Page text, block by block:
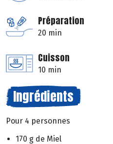
Préparation
20 min
Cuisson
10 min
Ingrédients
Pour 4 personnes
170 g de Miel